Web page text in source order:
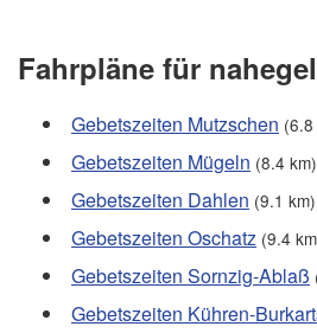
Fahrpläne für
Gebetszeiten Mutzschen
Gebetszeiten Mügeln (8.4 km)
Gebetszeiten Dahlen (9.1 km)
Gebetszeiten Oschatz (9.4
Gebetszeiten Sornzig-Ablaß
Gebetszeiten Kühren-